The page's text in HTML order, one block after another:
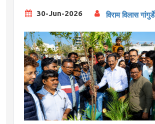
30-Jun-2026 विराम विलास गांगुर्डे